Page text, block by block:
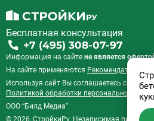
Бесплатная консультация
+7 (495) 308-07-97
Информация на сайте не является
На сайте применяются Рекомендательные
Используя сайт Вы соглашаетесь с
Политикой обработки персональных
ООО “Билд Медиа”
© 2026, СтройкиРу. Независимая витрина